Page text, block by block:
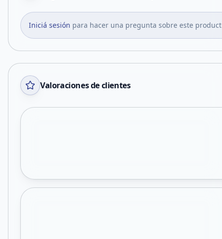
Iniciá sesión para hacer una pregunta sobre este
Valoraciones de clientes